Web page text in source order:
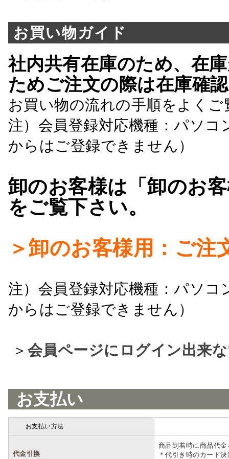
お買い物ガイド
社内共有在庫のため、在
ためご注文の際は在庫確
お買い物の流れの手順をよくご
注）会員登録対応機種：パソ
からはご登録できません）
卸のお客様は「卸のお
をご覧下さい。
＞卸のお客様用：ご注
注）会員登録対応機種：パソ
からはご登録できません）
＞ 会員ページにログイン出来
お支払い
お支払い方法
代金引換
商品到着時に商品代
＊代引き時のカード